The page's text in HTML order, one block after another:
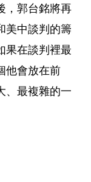
，郭台銘將再
美中談判的籌
果在談判裡最
他會放在前
、最複雜的一